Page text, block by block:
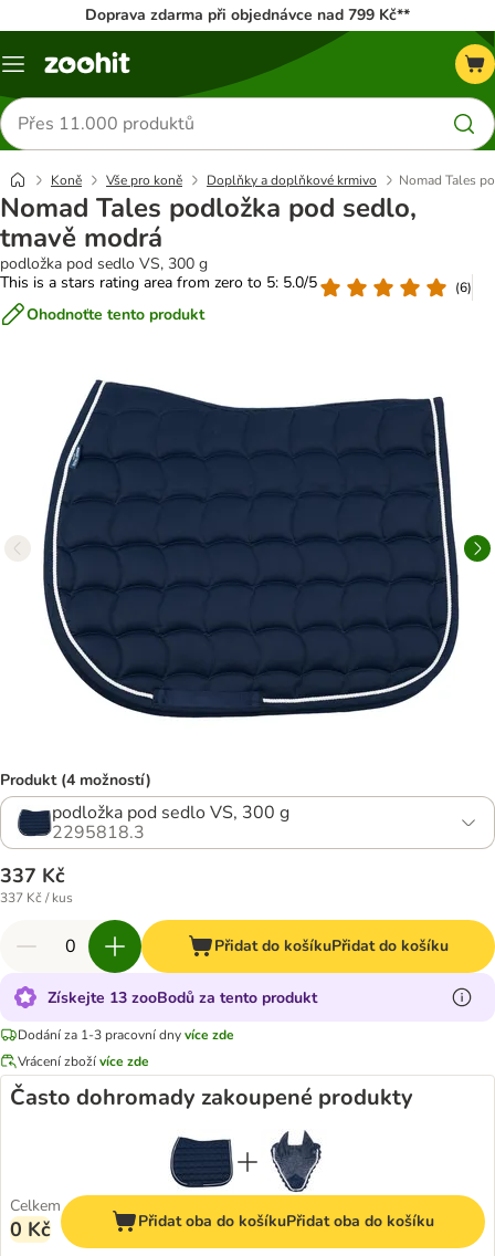
Doprava zdarma při objednávce nad 799 Kč**
Menu
Hledat
produkty
Koně Vše pro koně Doplňky a doplňkové krmivo Nomad Tales
Nomad Tales podložka pod sedlo,
tmavě modrá
podložka pod sedlo VS, 300 g
This is a stars rating area from zero to 5: 5.0/5
(6)
Ohodnoťte tento produkt
Produkt (4 možností)
podložka pod sedlo VS, 300 g
2295818.3
337 Kč
337 Kč / kus
Přidat do košíkuPřidat do košíku
Získejte 13 zooBodů za tento produkt
Dodání za 1-3 pracovní dnyvíce zde
Vrácení zbožívíce zde
Často dohromady zakoupené produkty
Celkem
0 Kč Přidat oba do košíkuPřidat oba do košíku